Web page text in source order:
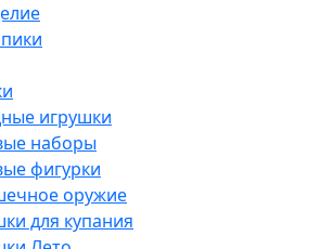
игрушки
наборы
фигурки
оружие
для купания